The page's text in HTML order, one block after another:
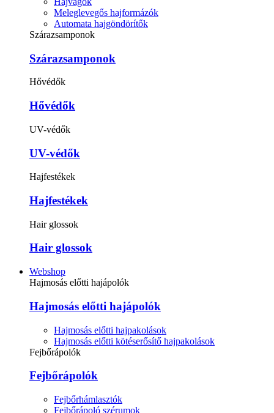
Meleglevegős hajformázók
Automata hajgöndörítők
Szárazsamponok
Szárazsamponok
Hővédők
Hővédők
UV-védők
UV-védők
Hajfestékek
Hajfestékek
Hair glossok
Hair glossok
Webshop
Hajmosás előtti hajápolók
Hajmosás előtti hajápolók
Hajmosás előtti hajpakolások
Hajmosás előtti kötéserősítő hajpakolások
Fejbőrápolók
Fejbőrápolók
Fejbőrhámlasztók
Fejbőrápoló szérumok